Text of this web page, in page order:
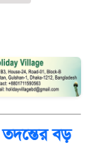
তদন্তের বড়